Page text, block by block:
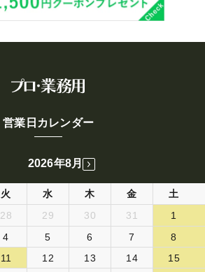
営業日カレンダー
2026年8月
火 水 木 金
土
28 29 30 31
1
4 5 6 7
8
11 12 13 14
15